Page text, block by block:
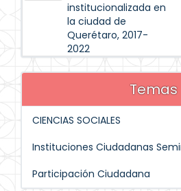
institucionalizada en
la ciudad de
Querétaro, 2017-
2022
Temas
CIENCIAS SOCIALES
Instituciones Ciudadanas
Participación Ciudadana